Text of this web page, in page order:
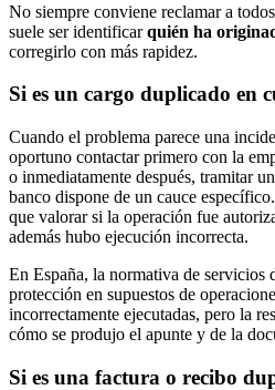
No siempre conviene reclamar a
suele ser identificarquién ha
corregirlo con más rapidez.
Si es un cargo duplicado en
Cuando el problema parece una
oportuno contactar primero con la
o inmediatamente después, tramitar
banco dispone de un cauce
que valorar si la operación fue
además hubo ejecución incorrecta.
En España, la normativa de servicios
protección en supuestos de
incorrectamente ejecutadas, pero la
cómo se produjo el apunte y de la
Si es una factura o recibo